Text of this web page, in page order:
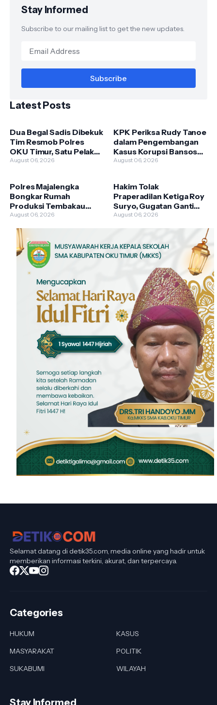
Stay Informed
Subscribe to our mailing list to get the new updates.
Latest Posts
Dua Begal Sadis Dibekuk
Tim Resmob Polres
OKU Timur, Satu Pelaku
Dilumpuhkan dengan
August 06, 2026
KPK Periksa Rudy Tanoe
dalam Pengembangan
Kasus Korupsi Bansos
Beras PKH, Kerugian
August 06, 2026
Polres Majalengka
Bongkar Rumah
Produksi Tembakau
Sintetis, Satu Produsen
Diburu
August 06, 2026
Hakim Tolak
Praperadilan Ketiga Roy
Suryo, Gugatan Ganti
Rugi Kandas karena
August 06, 2026
Selamat datang di detik35.com, media online yang hadir untuk
memberikan informasi terkini, akurat, dan terpercaya.
Categories
HUKUM
KASUS
MASYARAKAT
POLITIK
SUKABUMI
WILAYAH
Stay Informed